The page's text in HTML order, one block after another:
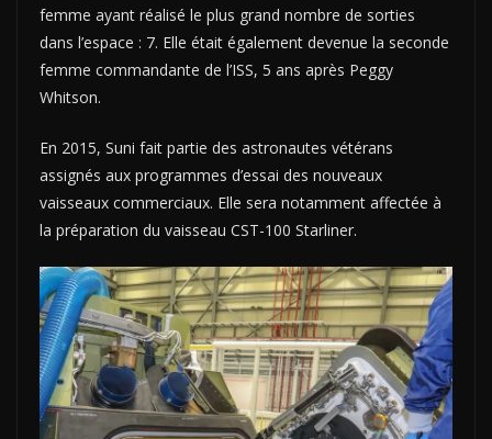
femme ayant réalisé le plus grand nombre de sorties
dans l’espace : 7. Elle était également devenue la seconde
femme commandante de l’ISS, 5 ans après Peggy
Whitson.
En 2015, Suni fait partie des astronautes vétérans
assignés aux programmes d’essai des nouveaux
vaisseaux commerciaux. Elle sera notamment affectée à
la préparation du vaisseau CST-100 Starliner.